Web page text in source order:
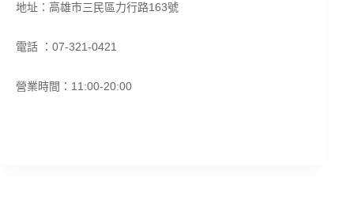
地址：高雄市三民區力行路163號
電話 ：07-321-0421
營業時間：11:00-20:00